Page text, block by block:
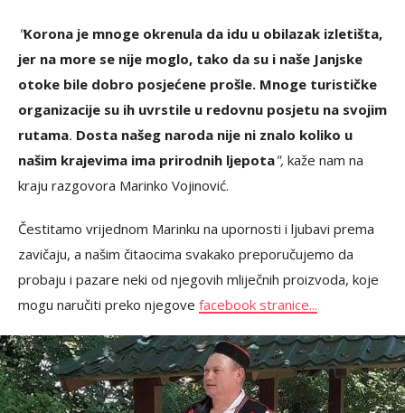
"Korona je mnoge okrenula da idu u obilazak izletišta,
jer na more se nije moglo, tako da su i naše Janjske
otoke bile dobro posjećene prošle. Mnoge turističke
organizacije su ih uvrstile u redovnu posjetu na svojim
rutama. Dosta našeg naroda nije ni znalo koliko u
našim krajevima ima prirodnih ljepota", kaže nam na
kraju razgovora Marinko Vojinović.
Čestitamo vrijednom Marinku na upornosti i ljubavi prema
zavičaju, a našim čitaocima svakako preporučujemo da
probaju i pazare neki od njegovih mliječnih proizvoda, koje
mogu naručiti preko njegove facebook stranice...